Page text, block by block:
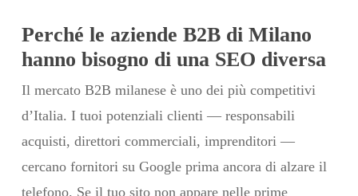
Perché le aziende B2B di Milano
hanno bisogno di una SEO diversa
Il mercato B2B milanese è uno dei più competitivi
d’Italia. I tuoi potenziali clienti — responsabili
acquisti, direttori commerciali, imprenditori —
cercano fornitori su Google prima ancora di alzare il
telefono. Se il tuo sito non appare nelle prime